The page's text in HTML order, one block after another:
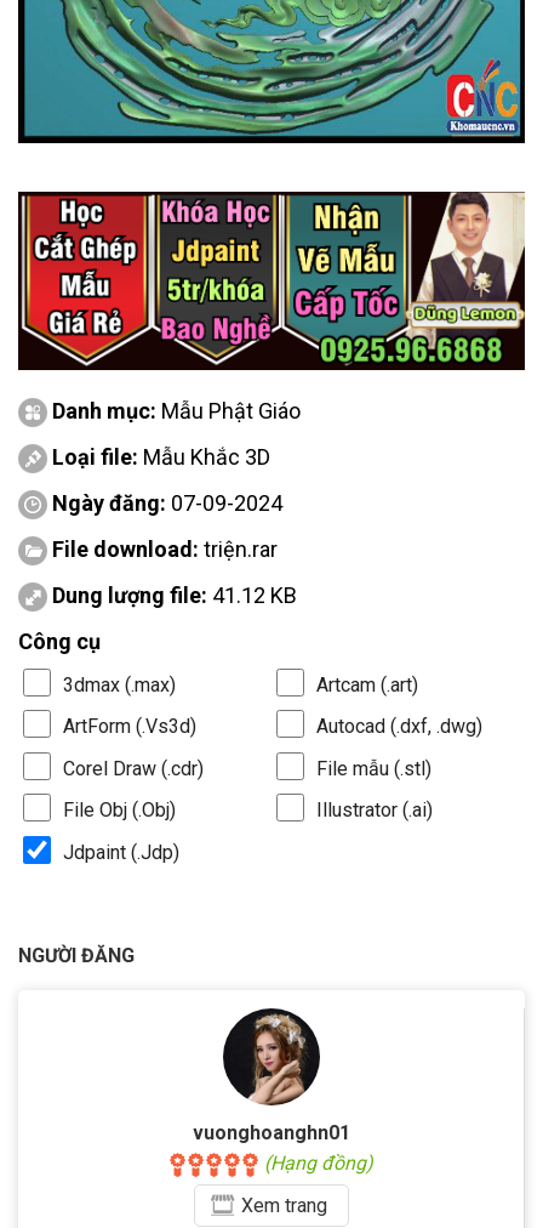
Danh mục: Mẫu Phật Giáo
Loại file: Mẫu Khắc 3D
Ngày đăng: 07-09-2024
File download: triện.rar
Dung lượng file: 41.12 KB
Công cụ
3dmax (.max)
Artcam (.art)
ArtForm (.Vs3d)
Autocad (.dxf, .dwg)
Corel Draw (.cdr)
File mẫu (.stl)
File Obj (.Obj)
Illustrator (.ai)
Jdpaint (.Jdp)
NGƯỜI ĐĂNG
vuonghoanghn01
(Hạng đồng)
Xemtrang